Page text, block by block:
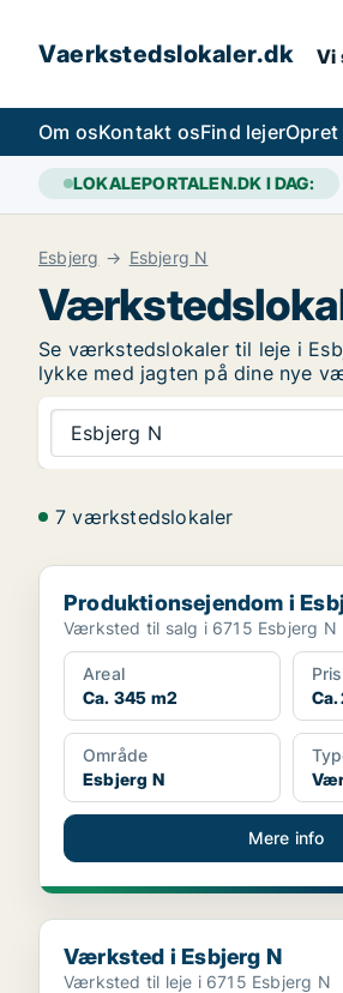
Vaerkstedslokaler.dk Vi
Om osKontakt osFind lejer
LOKALEPORTALEN.DK I DAG:
Esbjerg Esbjerg N
Se værkstedslokaler til leje i
lykke med jagten på dine nye
Esbjerg N
7 værkstedslokaler
Produktionsejendom i Esbjerg N
Produktionsejendom i
Værksted til salg i 6715 Esbjerg N
Areal
Ca. 345 m2
Pris
Område
Esbjerg N
Mere info
Værksted i Esbjerg N
Værksted i Esbjerg N
Værksted til leje i 6715 Esbjerg N